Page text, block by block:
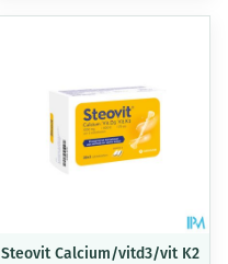
Steovit Calcium/vitd3/vit K2